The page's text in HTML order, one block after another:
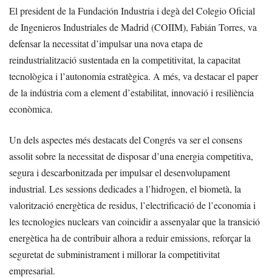
El president de la Fundación Industria i degà del Colegio Oficial
de Ingenieros Industriales de Madrid (COIIM), Fabián Torres, va
defensar la necessitat d’impulsar una nova etapa de
reindustrialització sustentada en la competitivitat, la capacitat
tecnològica i l’autonomia estratègica. A més, va destacar el paper
de la indústria com a element d’estabilitat, innovació i resiliència
econòmica.
Un dels aspectes més destacats del Congrés va ser el consens
assolit sobre la necessitat de disposar d’una energia competitiva,
segura i descarbonitzada per impulsar el desenvolupament
industrial. Les sessions dedicades a l’hidrogen, el biometà, la
valorització energètica de residus, l’electrificació de l’economia i
les tecnologies nuclears van coincidir a assenyalar que la transició
energètica ha de contribuir alhora a reduir emissions, reforçar la
seguretat de subministrament i millorar la competitivitat
empresarial.